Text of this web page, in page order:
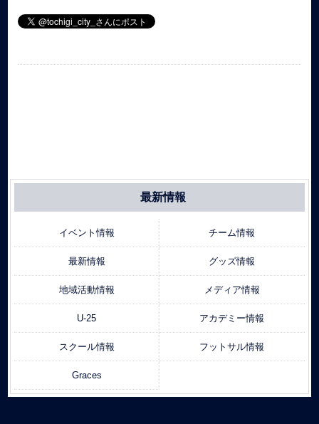
最新情報
イベント情報 チーム情報
最新情報 グッズ情報
地域活動情報 メディア情報
U-25 アカデミー情報
スクール情報 フットサル情報
Graces